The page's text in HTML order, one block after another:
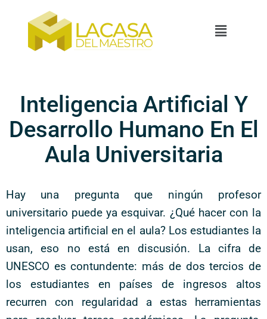
Inteligencia Artificial Y
Desarrollo Humano En El
Aula Universitaria
Hay una pregunta que ningún profesor
universitario puede ya esquivar. ¿Qué hacer con la
inteligencia artificial en el aula? Los estudiantes la
usan, eso no está en discusión. La cifra de
UNESCO es contundente: más de dos tercios de
los estudiantes en países de ingresos altos
recurren con regularidad a estas herramientas